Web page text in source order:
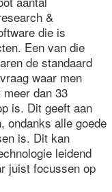
&
die is
Een van die
de standaard
waar men
dan 33
is. Dit geeft aan
ondanks alle goede
is. Dit kan
leidend
juist focussen op